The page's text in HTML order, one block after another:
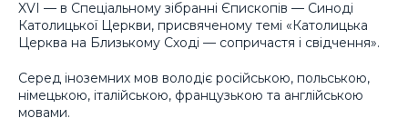
XVI — в Спеціальному зібранні Єпископів — Синоді
Католицької Церкви, присвяченому темі «Католицька
Церква на Близькому Сході — сопричастя і свідчення».
Серед іноземних мов володіє російською, польською,
німецькою, італійською, французькою та англійською
мовами.